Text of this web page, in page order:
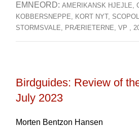
EMNEORD: AMERIKANSK HJEJLE,
KOBBERSNEPPE, KORT NYT,
STORMSVALE, PRÆRIETERNE, VP ,
Birdguides: Review of
July 2023
Morten Bentzon Hansen